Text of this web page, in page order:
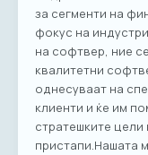
за сегменти на
фокус на
на софтвер, ние
квалитетни
однесуваат на
клиенти и ќе им
стратешките
пристапи.Нашата